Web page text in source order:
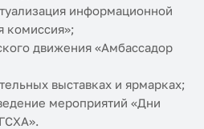
информационной
комиссия»;
движения «Амбассадор
выставках и ярмарках;
мероприятий «Дни